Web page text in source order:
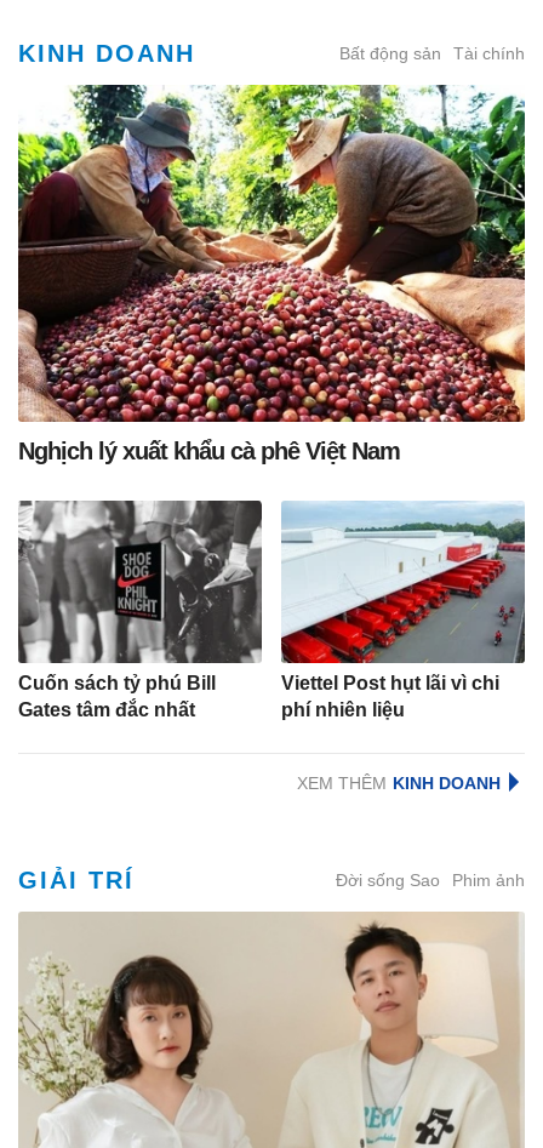
KINH DOANH Bất động sản Tài chính
Nghịch lý xuất khẩu cà phê Việt Nam
Cuốn sách tỷ phú Bill
Gates tâm đắc nhất
Viettel Post hụt lãi vì chi
phí nhiên liệu
XEM THÊM
GIẢI TRÍ Đời sống Sao Phim ảnh